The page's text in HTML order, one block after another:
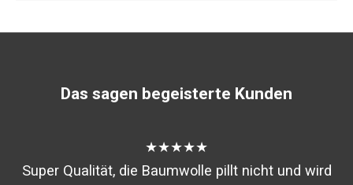
Das sagen begeisterte Kunden
★★★★★
Super Qualität, die Baumwolle pillt nicht und wird